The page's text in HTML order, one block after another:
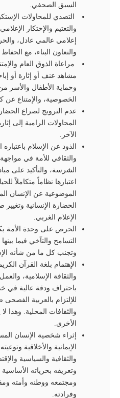
السبق الصحفي.
التصدي للمحاولات
والتعتيم والإحتکار
إعلامي عالمي عادل،
والتعاون البناء، مع
مراعاة الذوق العام
مشاهد عنف أو إثارة أو
وحماية الأطفال والأسر
الخصوصية، والإمتناع عن
عدم الترويج لصراع
المحاولات الرامية إلی
الآخر.
الذود عن الإسلام
والثقافي للأمة في مواجهة
الشرسة، والتأکيد علی
اعتبارها نظاماً متکاملاً
الموضوعية عن الإنسان
الحضارة الإنسانية وتغيير
الإعلام الغربي.
الحرص على وحدة الأمة
التسامح والتآخي فيما
وتجنب كل ما من شأنه
الإهتمام بلغة القرآن
والثقافة الإسلامية،
باحتراف ودقة عالية في
للإلتزام بالعربية
والثقافات المحلية. وهذا
الأخرى.
إثراء شخصية الإنسان
الإيمانية والأخلاقية
والثقافية والسياسية
وتعريفه بحرياته
ومجتمعه ووطنه وأمته
وفرادته.